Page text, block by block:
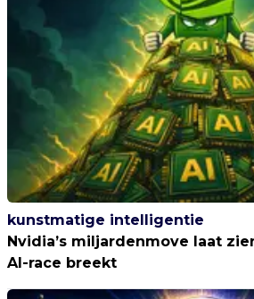
kunstmatige intelligentie
Nvidia’s miljardenmove laat
AI-race breekt